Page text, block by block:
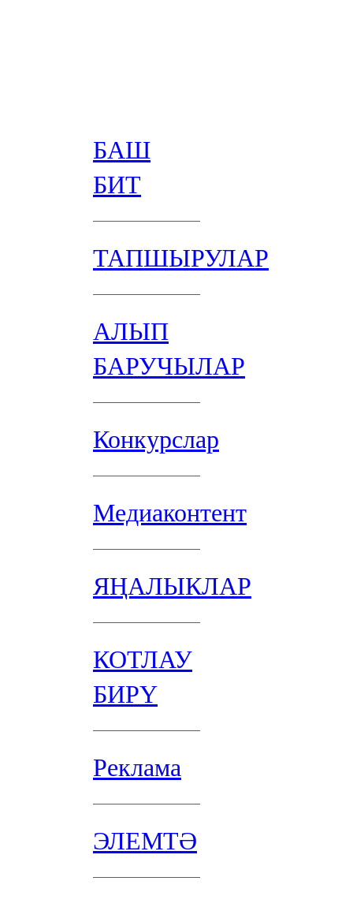
БАШ
БИТ
ТАПШЫРУЛАР
АЛЫП
БАРУЧЫЛАР
Конкурслар
Медиаконтент
ЯҢАЛЫКЛАР
КОТЛАУ
БИРҮ
Реклама
ЭЛЕМТӘ